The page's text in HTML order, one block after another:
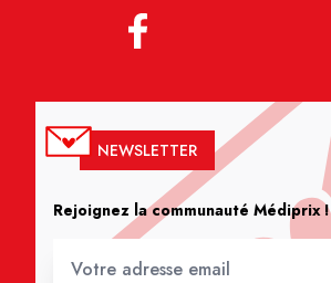
NEWSLETTER
Rejoignez la communauté Médiprix !